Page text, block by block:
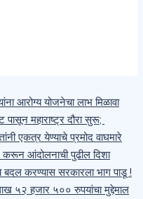
करणाऱ्या दोषींवरती
ढेरे
चौघांवर वनविभागाची
आरोग्य योजनेचा लाभ मिळावा
पासून महाराष्ट्र दौरा सुरू;
एकत्र येण्याचे प्रमोद वाघमारे
करून आंदोलनाची पुढील दिशा
बदल करण्यास सरकारला भाग पाडू !
५२ हजार ५०० रुपयांचा मुद्देमाल